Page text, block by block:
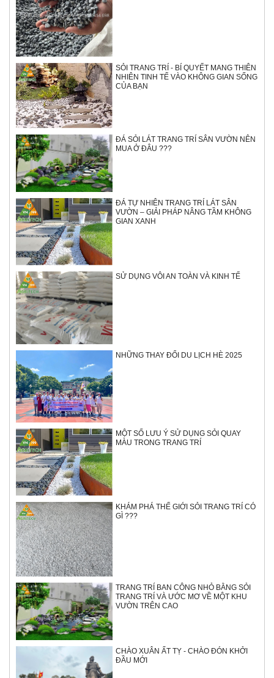
SỎI TRANG TRÍ - BÍ QUYẾT MANG THIÊN
NHIÊN TINH TẾ VÀO KHÔNG GIAN SỐNG
CỦA BẠN
ĐÁ SỎI LÁT TRANG TRÍ SÂN VƯỜN NÊN
MUA Ở ĐÂU ???
ĐÁ TỰ NHIÊN TRANG TRÍ LÁT SÂN
VƯỜN – GIẢI PHÁP NÂNG TẦM KHÔNG
GIAN XANH
SỬ DỤNG VÔI AN TOÀN VÀ KINH TẾ
NHỮNG THAY ĐỔI DU LỊCH HÈ 2025
MỘT SỐ LƯU Ý SỬ DỤNG SỎI QUAY
MÀU TRONG TRANG TRÍ
KHÁM PHÁ THẾ GIỚI SỎI TRANG TRÍ CÓ
GÌ ???
TRANG TRÍ BAN CÔNG NHỎ BẰNG SỎI
TRANG TRÍ VÀ ƯỚC MƠ VỀ MỘT KHU
VƯỜN TRÊN CAO
CHÀO XUÂN ẤT TỴ - CHÀO ĐÓN KHỞI
ĐẦU MỚI